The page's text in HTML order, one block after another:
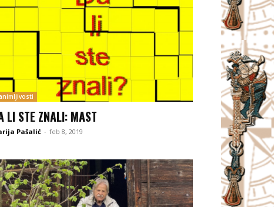
LI STE ZNALI: MAST
Pašalić - feb 8, 2019